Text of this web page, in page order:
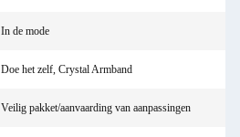
In de mode
Doe het zelf, Crystal Armband
Veilig pakket/aanvaarding van aanpassingen